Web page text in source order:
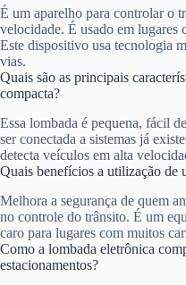
É um aparelho para controlar o
velocidade. É usado em lugares
Este dispositivo usa tecnologia
vias.
Quais são as principais
compacta?
Essa lombada é pequena, fácil
ser conectada a sistemas já
detecta veículos em alta
Quais benefícios a utilização de
Melhora a segurança de quem
no controle do trânsito. É um
caro para lugares com muitos
Como a lombada eletrônica
estacionamentos?